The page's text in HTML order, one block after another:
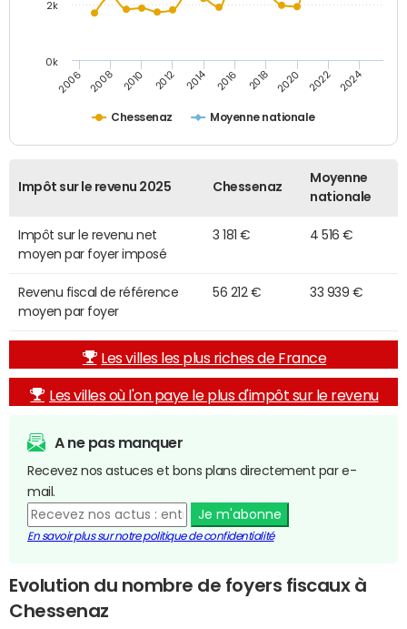
Chessenaz Moyenne nationale
2006 2008 2010 2012 2014 2016 2018 2020 2022 2024
0k
2k
Impôt sur le revenu 2025 Chessenaz
Moyenne
nationale
Impôt sur le revenu net
moyen par foyer imposé
3 181 € 4 516 €
Revenu fiscal de référence
moyen par foyer
56 212 € 33 939 €
Les villes les plus riches de France
Les villes où l'on paye le plus d'impôt sur le revenu
A ne pas manquer
Recevez nos astuces et bons plans directement par e-
mail.
Je m'abonne
En savoir plus sur notre politique de confidentialité
Evolution du nombre de foyers fiscaux à
Chessenaz